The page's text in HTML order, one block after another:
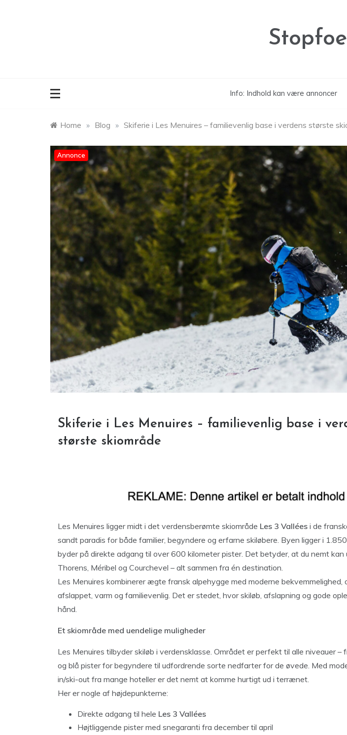
Info: Indhold kan være annoncer
Home » Blog » Skiferie i Les Menuires – familievenlig base i verdens største
Annonce
Skiferie i Les Menuires – familievenlig base i
største skiområde
Les Menuires ligger midt i det verdensberømte skiområde Les 3 Vallées i de
sandt paradis for både familier, begyndere og erfarne skiløbere. Byen ligger i
byder på direkte adgang til over 600 kilometer pister. Det betyder, at du nemt kan
Thorens, Méribel og Courchevel – alt sammen fra én destination.
Les Menuires kombinerer ægte fransk alpehygge med moderne
afslappet, varm og familievenlig. Det er stedet, hvor skiløb, afslapning og gode
hånd.
Et skiområde med uendelige muligheder
Les Menuires tilbyder skiløb i verdensklasse. Området er perfekt til alle niveauer –
og blå pister for begyndere til udfordrende sorte nedfarter for de øvede. Med
in/ski-out fra mange hoteller er det nemt at komme hurtigt ud i terrænet.
Her er nogle af højdepunkterne:
Direkte adgang til hele Les 3 Vallées
Højtliggende pister med snegaranti fra december til april